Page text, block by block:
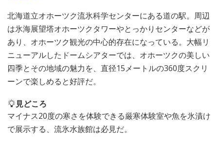
北海道立オホーツク流氷科学センターにある道の駅。周辺
は氷海展望塔オホーツクタワーやとっかりセンターなどが
あり、オホーツク観光の中心的存在になっている。大幅リ
ニューアルしたドームシアターでは、オホーツクの美しい
四季とその地域の魅力を、直径15メートルの360度スクリ
ーンで楽しめると好評だ。
見どころ
マイナス20度の寒さを体験できる厳寒体験室や魚を氷漬け
で展示する、流氷水族館は必見だ。